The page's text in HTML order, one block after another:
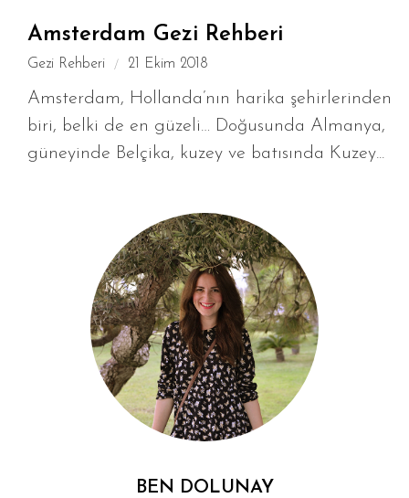
Amsterdam Gezi Rehberi
Gezi Rehberi 21 Ekim 2018
Amsterdam, Hollanda’nın harika şehirlerinden
biri, belki de en güzeli… Doğusunda Almanya,
güneyinde Belçika, kuzey ve batısında Kuzey...
BEN DOLUNAY